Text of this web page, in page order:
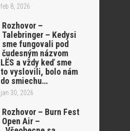
feb 8, 2026
Rozhovor –
Talebringer – Kedysi
sme fungovali pod
čudesným názvom
LËS a vždy keď sme
to vyslovili, bolo nám
do smiechu…
jan 30, 2026
Rozhovor – Burn Fest
Open Air –